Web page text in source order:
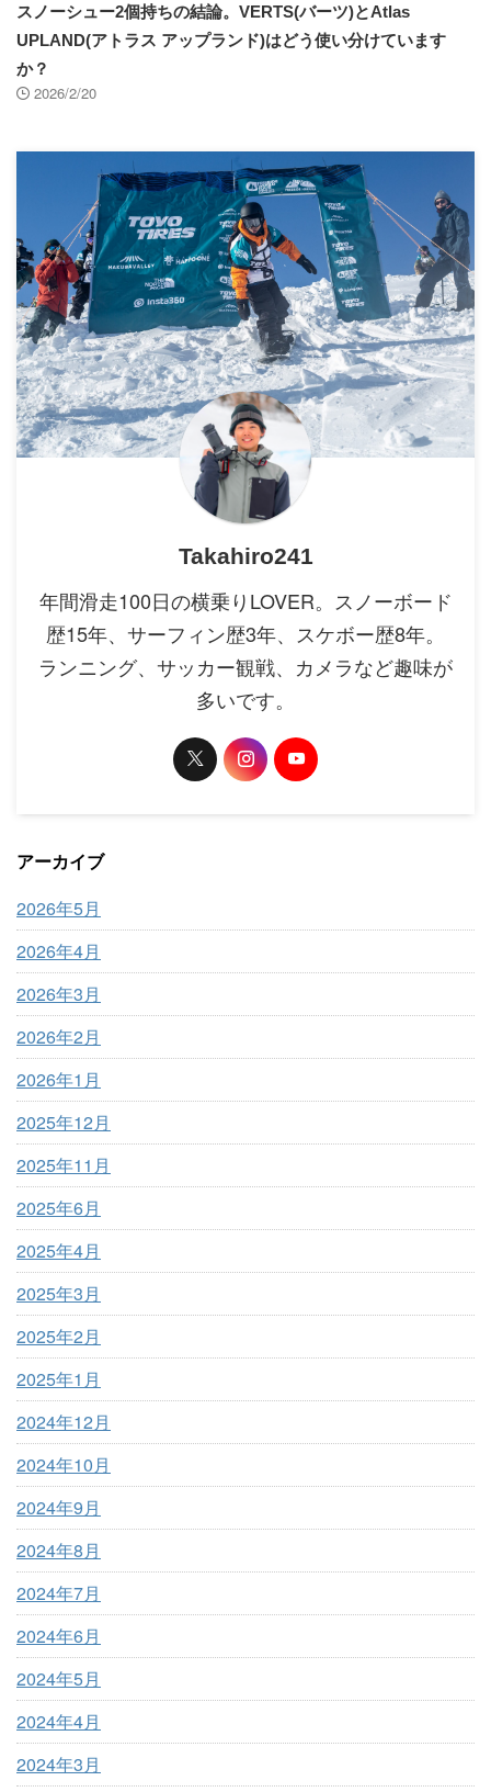
スノーシュー2個持ちの結論。VERTS(バーツ)とAtlas
UPLAND(アトラス アップランド)はどう使い分けています
か？
2026/2/20
Takahiro241
年間滑走100日の横乗りLOVER。スノーボード
歴15年、サーフィン歴3年、スケボー歴8年。
ランニング、サッカー観戦、カメラなど趣味が
多いです。
アーカイブ
2026年5月
2026年4月
2026年3月
2026年2月
2026年1月
2025年12月
2025年11月
2025年6月
2025年4月
2025年3月
2025年2月
2025年1月
2024年12月
2024年10月
2024年9月
2024年8月
2024年7月
2024年6月
2024年5月
2024年4月
2024年3月